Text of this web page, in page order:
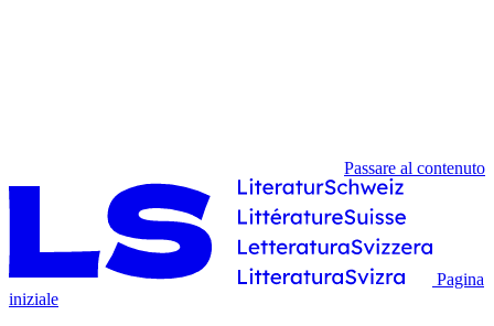
Passare al contenuto
Pagina
iniziale